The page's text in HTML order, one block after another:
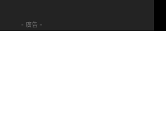
- 廣告 -